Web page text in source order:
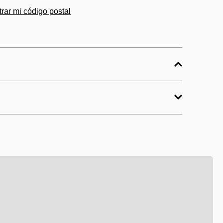
mi código postal
parte del mantenimiento